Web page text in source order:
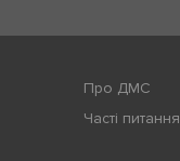
Про ДМС
Часті питання